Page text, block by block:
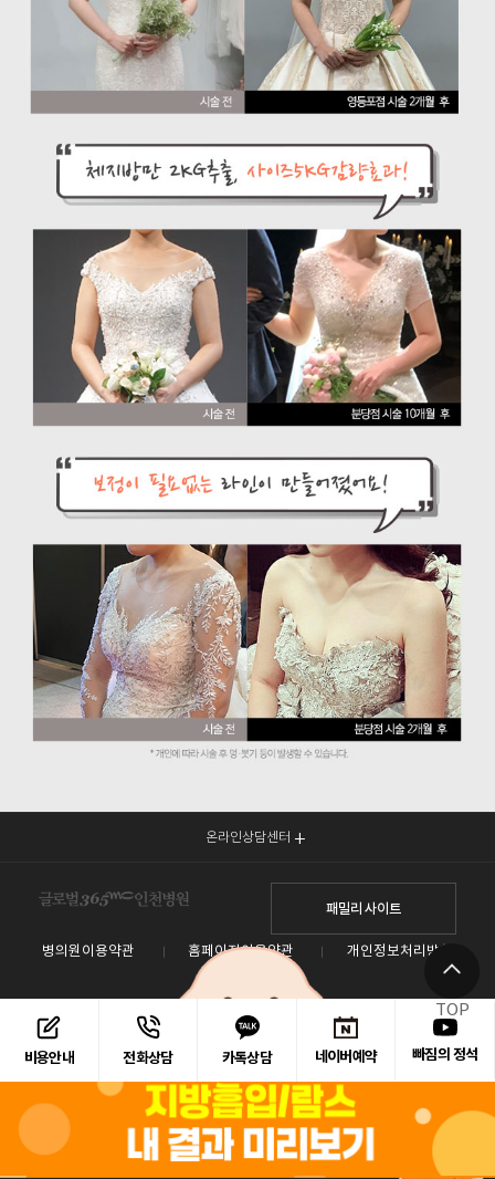
비용안내 전화상담 카톡상담 네이버예약 빠짐의 정석
TOP
온라인상담센터
패밀리 사이트
병의원이용약관 홈페이지이용약관 개인정보처리방침
인천광역시 남동구 예술로 138(구월동) 이토타워 4층 글로벌365mc병원
대표전화 1577-3653
사업자등록번호 : 550-26-00960 / 안재현
홈페이지관리 (주)365mc / 서울특별시 서초구 서초대로52길 7, 3~4층(서초동, 제일빌딩) /